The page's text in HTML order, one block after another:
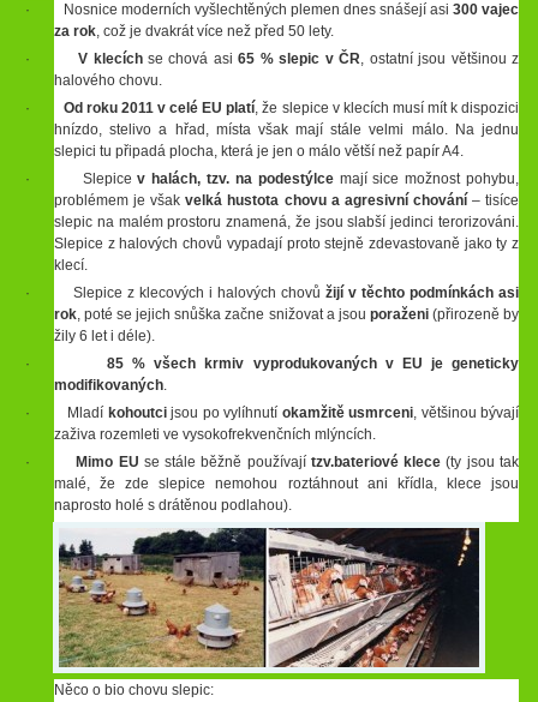
· Nosnice moderních vyšlechtěných plemen dnes snášejí asi 300 vajec
za rok, což je dvakrát více než před 50 lety.
·V klecíchse chová asi65 % slepic v ČR, ostatní jsou většinou z
halového chovu.
· Od roku 2011 v celé EU platí, že slepice v klecích musí mít k dispozici
hnízdo, stelivo a hřad, místa však mají stále velmi málo. Na jednu
slepici tu připadá plocha, která je jen o málo větší než papír A4.
· Slepicev halách, tzv. na podestýlcemají sice možnost pohybu,
problémem je všakvelká hustota chovu a agresivní chování– tisíce
slepic na malém prostoru znamená, že jsou slabší jedinci terorizováni.
Slepice z halových chovů vypadají proto stejně zdevastovaně jako ty z
klecí.
· Slepice z klecových i halových chovů žijí v těchto podmínkách asi
rok, poté se jejich snůška začne snižovat a jsou poraženi(přirozeně by
žily 6 let i déle).
·85 % všech krmiv vyprodukovaných v EU je geneticky
modifikovaných.
· Mladí kohoutcijsou po vylíhnutí okamžitě usmrceni, většinou bývají
zaživa rozemleti ve vysokofrekvenčních mlýncích.
·
Mimo EU se stále běžně používají tzv.bateriové klece (ty jsou tak
malé, že zde slepice nemohou roztáhnout ani křídla, klece jsou
naprosto holé s drátěnou podlahou).
Něco o bio chovu slepic: